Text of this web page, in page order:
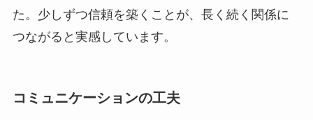
た。少しずつ信頼を築くことが、長く続く関係に
つながると実感しています。
コミュニケーションの工夫